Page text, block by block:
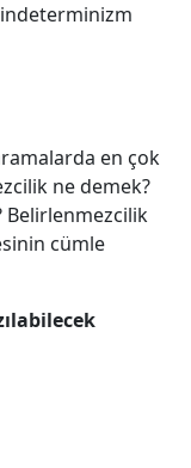
en çok
ne demek?
Belirlenmezcilik
cümle